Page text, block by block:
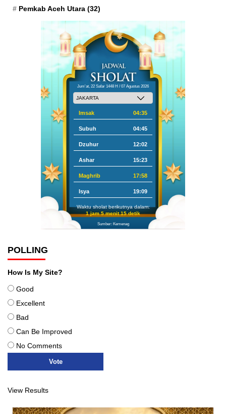
Pemkab Aceh Utara (32)
Jum'at, 22 Safar 1448 H / 07 Agustus 2026
Imsak 04:35
Subuh 04:45
Dzuhur 12:02
Ashar 15:23
Maghrib 17:58
Isya 19:09
Waktu sholat berikutnya dalam:
1 jam 5 menit 14 detik
Sumber: Kemenag
POLLING
How Is My Site?
Good
Excellent
Bad
Can Be Improved
No Comments
View Results